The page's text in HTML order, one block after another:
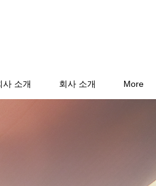
사 소개 회사 소개 More